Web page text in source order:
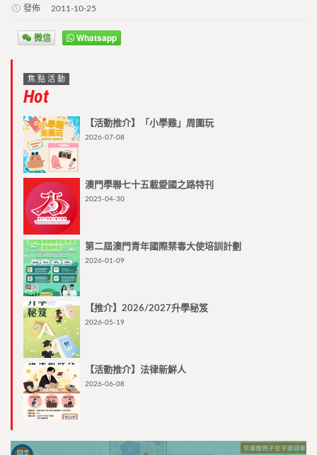
發佈 2011-10-25
微信 Whatsapp
焦點活動
Hot
【活動推介】「小學雞」周圍玩
2026-07-08
澳門學聯七十五載愛國之路特刊
2025-04-30
第二屆澳門青年國際禁毒大使培訓計劃
2026-01-09
【推介】2026/2027升學秘笈
2026-05-19
【活動推介】法律新鮮人
2026-06-08